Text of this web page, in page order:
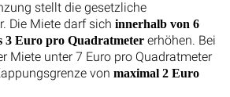
stellt die gesetzliche
Die Miete darf sich innerhalb von 6
3 Euro pro Quadratmeter erhöhen. Bei
Miete unter 7 Euro pro Quadratmeter
von maximal 2 Euro